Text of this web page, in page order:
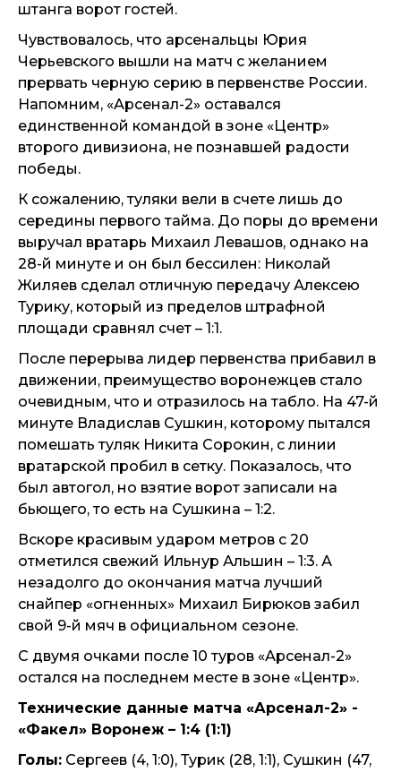
штанга ворот гостей.
Чувствовалось, что арсенальцы Юрия
Черьевского вышли на матч с желанием
прервать черную серию в первенстве России.
Напомним, «Арсенал-2» оставался
единственной командой в зоне «Центр»
второго дивизиона, не познавшей радости
победы.
К сожалению, туляки вели в счете лишь до
середины первого тайма. До поры до времени
выручал вратарь Михаил Левашов, однако на
28-й минуте и он был бессилен: Николай
Жиляев сделал отличную передачу Алексею
Турику, который из пределов штрафной
площади сравнял счет – 1:1.
После перерыва лидер первенства прибавил в
движении, преимущество воронежцев стало
очевидным, что и отразилось на табло. На 47-й
минуте Владислав Сушкин, которому пытался
помешать туляк Никита Сорокин, с линии
вратарской пробил в сетку. Показалось, что
был автогол, но взятие ворот записали на
бьющего, то есть на Сушкина – 1:2.
Вскоре красивым ударом метров с 20
отметился свежий Ильнур Альшин – 1:3. А
незадолго до окончания матча лучший
снайпер «огненных» Михаил Бирюков забил
свой 9-й мяч в официальном сезоне.
С двумя очками после 10 туров «Арсенал-2»
остался на последнем месте в зоне «Центр».
Технические данные матча «Арсенал-2» -
«Факел» Воронеж – 1:4 (1:1)
Голы: Сергеев (4, 1:0), Турик (28, 1:1), Сушкин (47,